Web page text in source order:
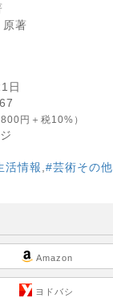
原著
日
円＋税10%）
活情報 #芸術その他
Amazon
ヨドバシ